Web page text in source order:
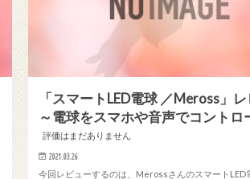
「スマートLED電球 ／Meross」
～電球をスマホや音声でコントロ
評価はまだありません
2021.03.26
今回レビューするのは、MerossさんのスマートLED